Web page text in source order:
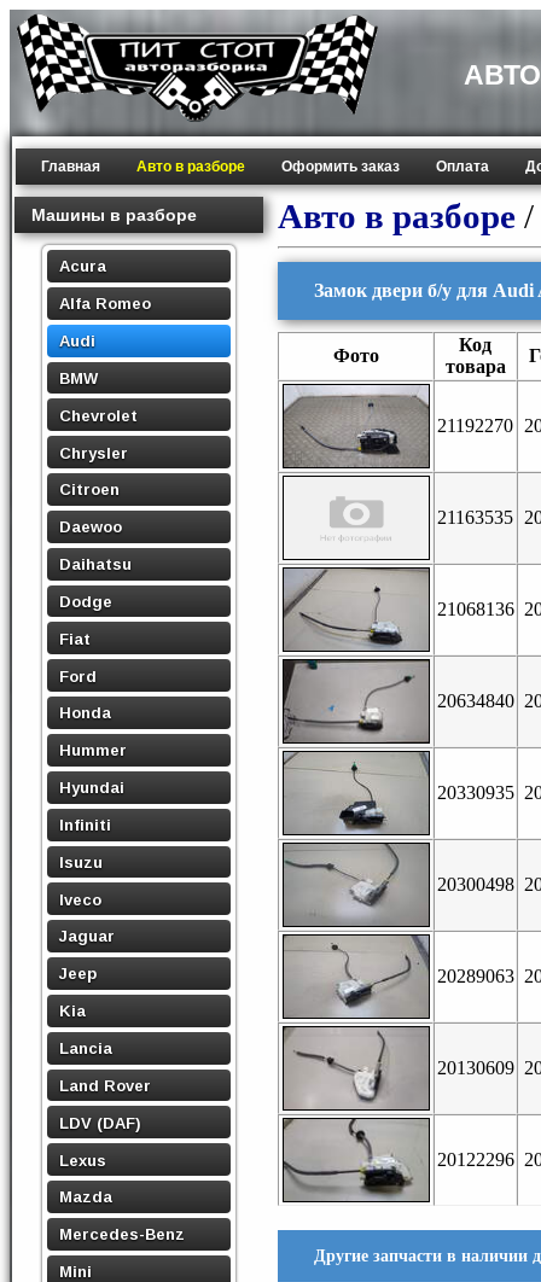
Главная Авто в разборе Оформить заказ Оплата
Машины в разборе
Acura
Alfa Romeo
Audi
BMW
Chevrolet
Chrysler
Citroen
Daewoo
Daihatsu
Dodge
Fiat
Ford
Honda
Hummer
Hyundai
Infiniti
Isuzu
Iveco
Jaguar
Jeep
Kia
Lancia
Land Rover
LDV (DAF)
Lexus
Mazda
Mercedes-Benz
Mini
Авто в разборе /
Замок двери б/у для Audi
Фото
Код
товара
21192270
21163535
21068136
20634840
20330935
20300498
20289063
20130609
20122296
Другие запчасти в наличии